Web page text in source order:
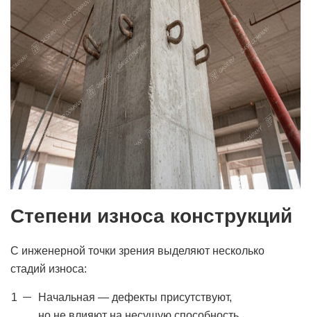
Степени износа конструкций
С инженерной точки зрения выделяют несколько
стадий износа:
Начальная — дефекты присутствуют,